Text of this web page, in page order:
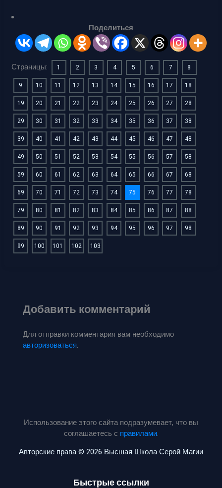
Поделиться
Страницы: 1 2 3 4 5 6 7
8
9
10 11 12 13 14 15 16 17
18
19
20 21 22 23 24 25 26 27
28
29
30 31 32 33 34 35 36 37
38
39
40 41 42 43 44 45 46 47
48
49
50 51 52 53 54 55 56 57
58
59
60 61 62 63 64 65 66 67
68
69
70 71 72 73 74 75 76 77
78
79
80 81 82 83 84 85 86 87
88
89
90 91 92 93 94 95 96 97
98
99
100 101 102 103
Добавить комментарий
Для отправки комментария вам необходимо
авторизоваться.
Использование этого сайта подразумевает, что вы
соглашаетесь с правилами.
Авторские права © 2026 Высшая Школа Серой Магии
Быстрые ссылки